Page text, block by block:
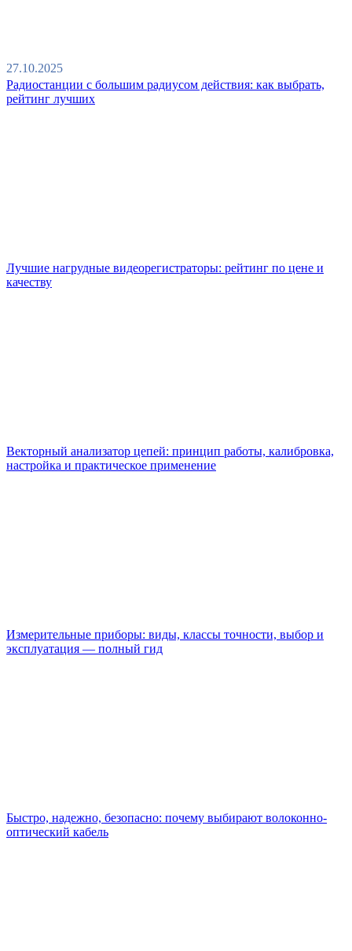
27.10.2025
Радиостанции с большим радиусом действия: как выбрать,
рейтинг лучших
Лучшие нагрудные видеорегистраторы: рейтинг по цене и
качеству
Векторный анализатор цепей: принцип работы, калибровка,
настройка и практическое применение
Измерительные приборы: виды, классы точности, выбор и
эксплуатация — полный гид
Быстро, надежно, безопасно: почему выбирают волоконно-
оптический кабель